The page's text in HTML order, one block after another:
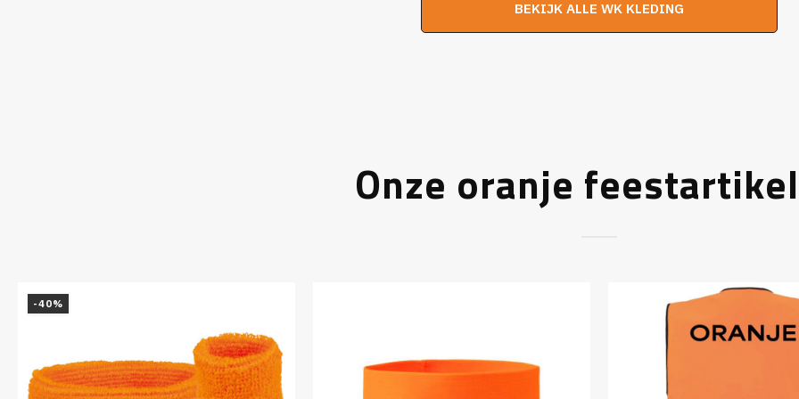
€24,95.BEKIJK ALLE WK KLEDING
Onze oranje
-40%